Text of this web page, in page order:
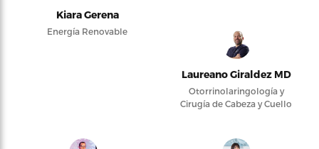
Kiara Gerena
Energía Renovable
Laureano Giraldez MD
Otorrinolaringología y
Cirugía de Cabeza y Cuello